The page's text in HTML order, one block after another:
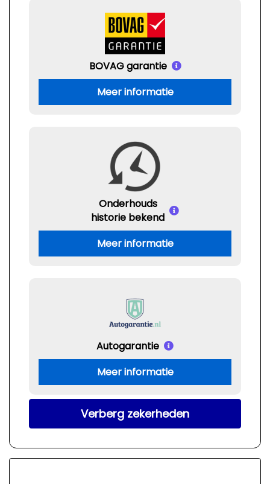
BOVAG garantie
Meer informatie
Onderhouds
historie bekend
Meer informatie
Autogarantie
Meer informatie
Verberg zekerheden